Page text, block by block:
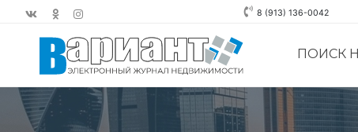
8 (913) 136-0042
ПОИСК